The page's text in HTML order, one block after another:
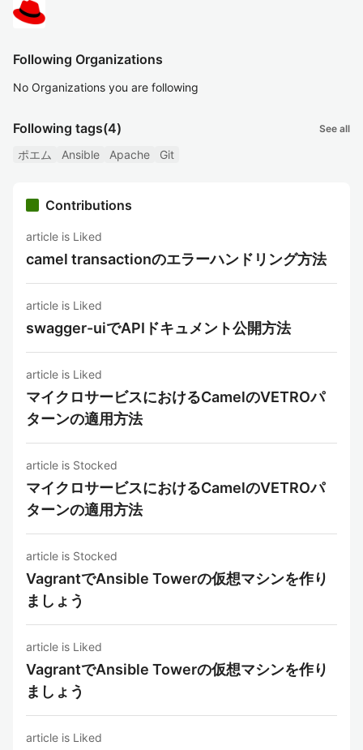
Following Organizations
No Organizations you are following
Following tags(4) See all
ポエム Ansible Apache Git
Contributions
article is Liked
camel transactionのエラーハンドリング方法
article is Liked
swagger-uiでAPIドキュメント公開方法
article is Liked
マイクロサービスにおけるCamelのVETROパ
ターンの適用方法
article is Stocked
マイクロサービスにおけるCamelのVETROパ
ターンの適用方法
article is Stocked
VagrantでAnsible Towerの仮想マシンを作り
ましょう
article is Liked
VagrantでAnsible Towerの仮想マシンを作り
ましょう
article is Liked